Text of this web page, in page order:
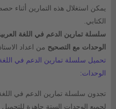
يمكن استغلال هذه التمارين أثناء حصص
الكتابي.
الوحدات مع التصحيح من اعداد
الوحدات:
لجميع الوحدات الستة جاهزة للتحميل